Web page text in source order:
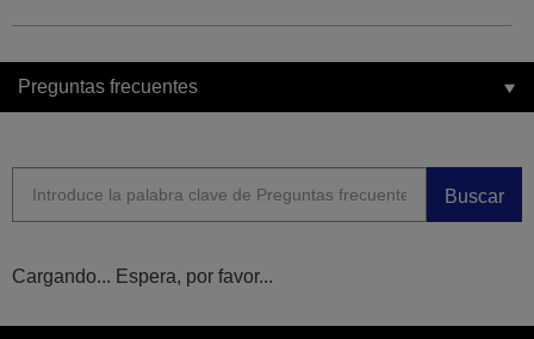
Preguntas frecuentes
Buscar
Cargando... Espera, por favor...